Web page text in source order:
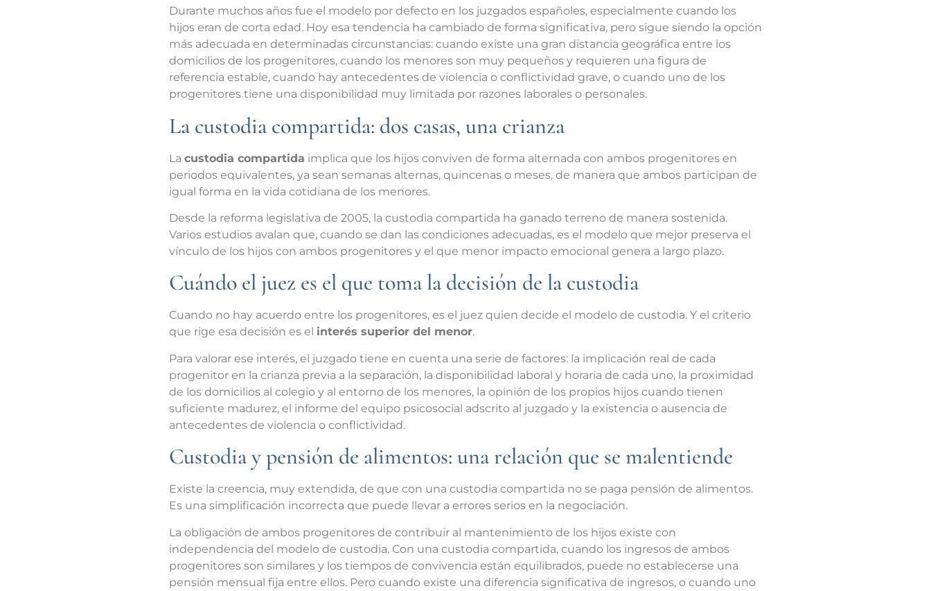
Durante muchos años fue el modelo por defecto en los juzgados españoles, especialmente cuando los
hijos eran de corta edad. Hoy esa tendencia ha cambiado de forma significativa, pero sigue siendo la opción
más adecuada en determinadas circunstancias: cuando existe una gran distancia geográfica entre los
domicilios de los progenitores, cuando los menores son muy pequeños y requieren una figura de
referencia estable, cuando hay antecedentes de violencia o conflictividad grave, o cuando uno de los
progenitores tiene una disponibilidad muy limitada por razones laborales o personales.
La custodia compartida: dos casas, una crianza
La custodia compartida implica que los hijos conviven de forma alternada con ambos progenitores en
periodos equivalentes, ya sean semanas alternas, quincenas o meses, de manera que ambos participan de
igual forma en la vida cotidiana de los menores.
Desde la reforma legislativa de 2005, la custodia compartida ha ganado terreno de manera sostenida.
Varios estudios avalan que, cuando se dan las condiciones adecuadas, es el modelo que mejor preserva el
vínculo de los hijos con ambos progenitores y el que menor impacto emocional genera a largo plazo.
Cuándo el juez es el que toma la decisión de la custodia
Cuando no hay acuerdo entre los progenitores, es el juez quien decide el modelo de custodia. Y el criterio
que rige esa decisión es el interés superior del menor.
Para valorar ese interés, el juzgado tiene en cuenta una serie de factores: la implicación real de cada
progenitor en la crianza previa a la separación, la disponibilidad laboral y horaria de cada uno, la proximidad
de los domicilios al colegio y al entorno de los menores, la opinión de los propios hijos cuando tienen
suficiente madurez, el informe del equipo psicosocial adscrito al juzgado y la existencia o ausencia de
antecedentes de violencia o conflictividad.
Custodia y pensión de alimentos: una relación que se malentiende
Existe la creencia, muy extendida, de que con una custodia compartida no se paga pensión de alimentos.
Es una simplificación incorrecta que puede llevar a errores serios en la negociación.
La obligación de ambos progenitores de contribuir al mantenimiento de los hijos existe con
independencia del modelo de custodia. Con una custodia compartida, cuando los ingresos de ambos
progenitores son similares y los tiempos de convivencia están equilibrados, puede no establecerse una
pensión mensual fija entre ellos. Pero cuando existe una diferencia significativa de ingresos, o cuando uno